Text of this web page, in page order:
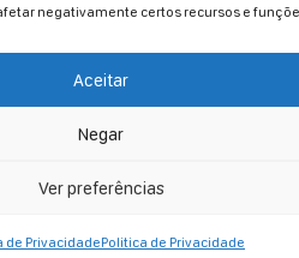
negativamente certos recursos e
Aceitar
Negar
Ver preferências
de PrivacidadePolitica de Privacidade